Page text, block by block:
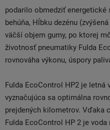
podarilo obmedziť energetické
behúňa, Hĺbku dezénu
väčší objem gumy, po ktorej
životnosť pneumatiky Fulda
rovnováha výkonu, úspory
Fulda EcoControl HP2 je letná
vyznačujúca sa optimálna
prejdených kilometrov. Vďaka
Fulda EcoControl HP 2 je